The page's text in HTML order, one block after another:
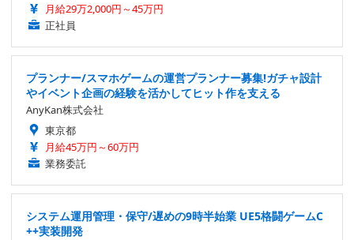
月給29万2,000円～45万円
正社員
プランナー/スマホゲームの運営プランナー募集!ガチャ設計
やイベント企画の経験を活かしてヒット作を支える
AnyKan株式会社
東京都
月給45万円～60万円
業務委託
システム運用管理・保守/遅めの9時半始業 UE5格闘ゲームC
++実装開発